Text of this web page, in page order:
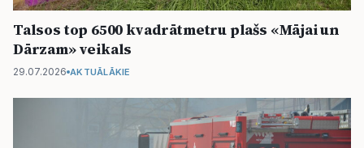
Talsos top 6500 kvadrātmetru plašs «Mājai un
Dārzam» veikals
29.07.2026 AKTUĀLĀKIE